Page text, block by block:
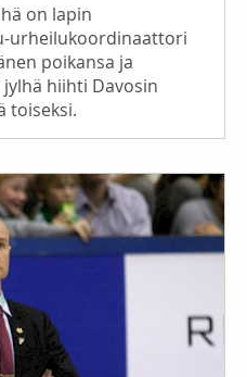
on lapin
urheilukoordinaattori
poikansa ja
hiihti Davosin
toiseksi.